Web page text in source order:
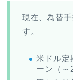
現在、為替
す。
米ドル定
ーン（～